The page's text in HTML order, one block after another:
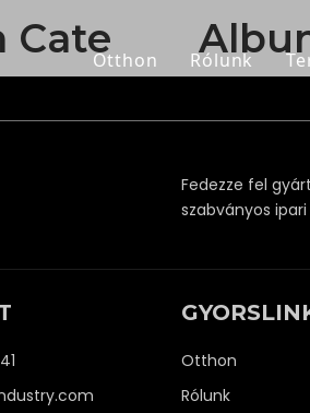
Otthon Rólunk
Cate
Fedezze fel
szabványos
Otthon
Rólunk